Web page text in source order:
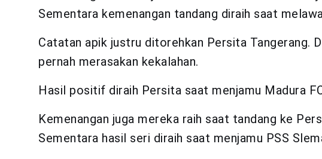
Sementara kemenangan tandang diraih saat
Catatan apik justru ditorehkan Persita Tangerang.
pernah merasakan kekalahan.
Hasil positif diraih Persita saat menjamu Madura
Kemenangan juga mereka raih saat tandang ke
Sementara hasil seri diraih saat menjamu PSS